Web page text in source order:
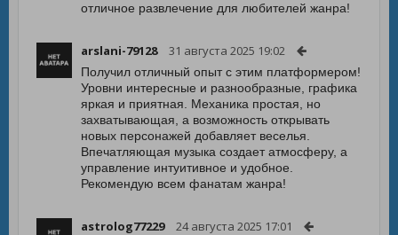
отличное развлечение для любителей жанра!
arslani-79128 31 августа 2025 19:02
Получил отличный опыт с этим платформером!
Уровни интересные и разнообразные, графика
яркая и приятная. Механика простая, но
захватывающая, а возможность открывать
новых персонажей добавляет веселья.
Впечатляющая музыка создает атмосферу, а
управление интуитивное и удобное.
Рекомендую всем фанатам жанра!
astrolog77229 24 августа 2025 17:01